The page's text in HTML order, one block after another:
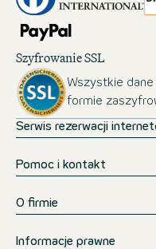
Szyfrowanie SSL
Wszystkie dane
formie
Serwis rezerwacji
Pomoc i kontakt
O firmie
Informacje prawne